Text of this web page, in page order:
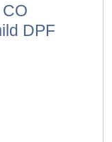
DPF